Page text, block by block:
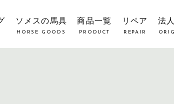
ソメスの馬具
HORSE GOODS
商品一覧
PRODUCT
リペア
REPAIR
法